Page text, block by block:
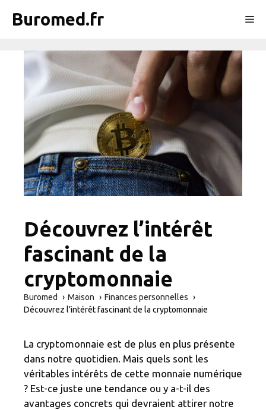
Buromed.fr
Découvrez l’intérêt
fascinant de la
cryptomonnaie
Buromed Maison
Finances personnelles
Découvrez l’intérêt fascinant de la cryptomonnaie
La cryptomonnaie est de plus en plus présente
dans notre quotidien. Mais quels sont les
véritables intérêts de cette monnaie numérique
? Est-ce juste une tendance ou y a-t-il des
avantages concrets qui devraient attirer notre